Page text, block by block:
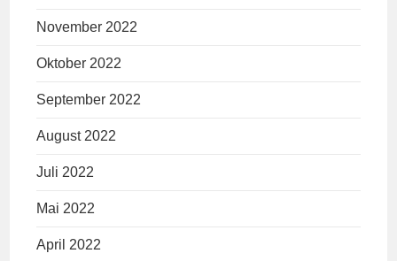
November 2022
Oktober 2022
September 2022
August 2022
Juli 2022
Mai 2022
April 2022